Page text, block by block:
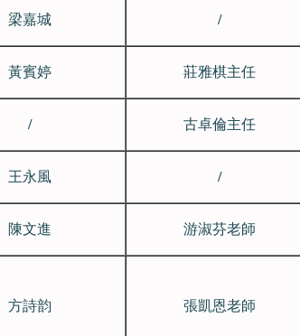
梁嘉城 /
黃賓婷 莊雅棋主任
/ 古卓倫主任
王永風 /
陳文進 游淑芬老師
方詩韵 張凱恩老師